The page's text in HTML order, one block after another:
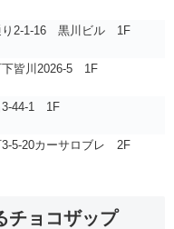
り2-1-16 黒川ビル 1F
下皆川2026-5 1F
3-44-1 1F
3-5-20カーサロブレ 2F
チョコザップ